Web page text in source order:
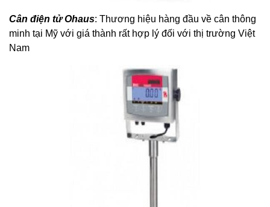
Cân điện tử Ohaus: Thương hiệu hàng đầu về cân thông
minh tại Mỹ với giá thành rất hợp lý đối với thị trường Việt
Nam